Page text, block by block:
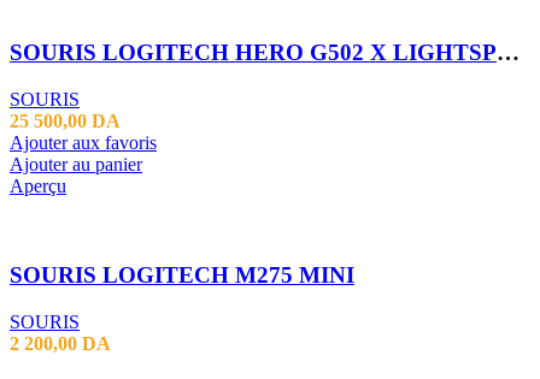
SOURIS LOGITECH HERO G502 X LIGHTSPPED WIRELESS
SOURIS
25 500,00 DA
Ajouter aux favoris
Ajouter au panier
Aperçu
SOURIS LOGITECH M275 MINI
SOURIS
2 200,00 DA